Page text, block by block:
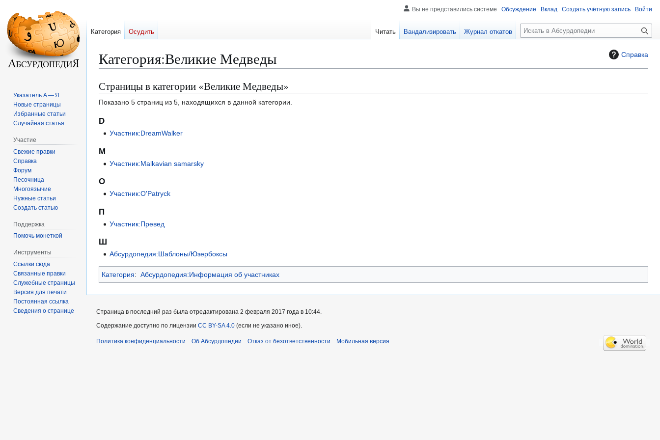
Справка
Категория:Великие Медведы
Перейти
к
навигации
Перейти
к
поиску
Страницы в категории «Великие Медведы»
Показано 5 страниц из 5, находящихся в данной категории.
D
Участник:DreamWalker
M
Участник:Malkavian samarsky
O
Участник:O'Patryck
П
Участник:Превед
Ш
Абсурдопедия:Шаблоны/Юзербоксы
Категория: Абсурдопедия:Информация об участниках
Вы не представились системе Обсуждение Вклад Создать учётную запись Войти
Категория Осудить Читать Вандализировать Журнал откатов
П
о
к
Указатель А — Я
Новые страницы
Избранные статьи
Случайная статья
Участие
Свежие правки
Справка
Форум
Песочница
Многоязычие
Нужные статьи
Создать статью
Поддержка
Помочь монеткой
Инструменты
Ссылки сюда
Связанные правки
Служебные страницы
Версия для печати
Постоянная ссылка
Сведения о странице
Страница в последний раз была отредактирована 2 февраля 2017 года в 10:44.
Содержание доступно по лицензии CC BY-SA 4.0 (если не указано иное).
Политика конфиденциальности Об Абсурдопедии Отказ от безответственности Мобильная версия